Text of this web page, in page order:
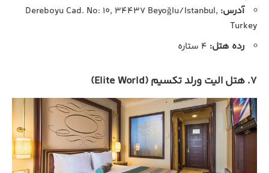
آدرس: Dereboyu Cad. No: 10, 34437 Beyoğlu/Istanbul,
Turkey
رده هتل:
7. هتل الیت ورلد تکسیم (Elite World)